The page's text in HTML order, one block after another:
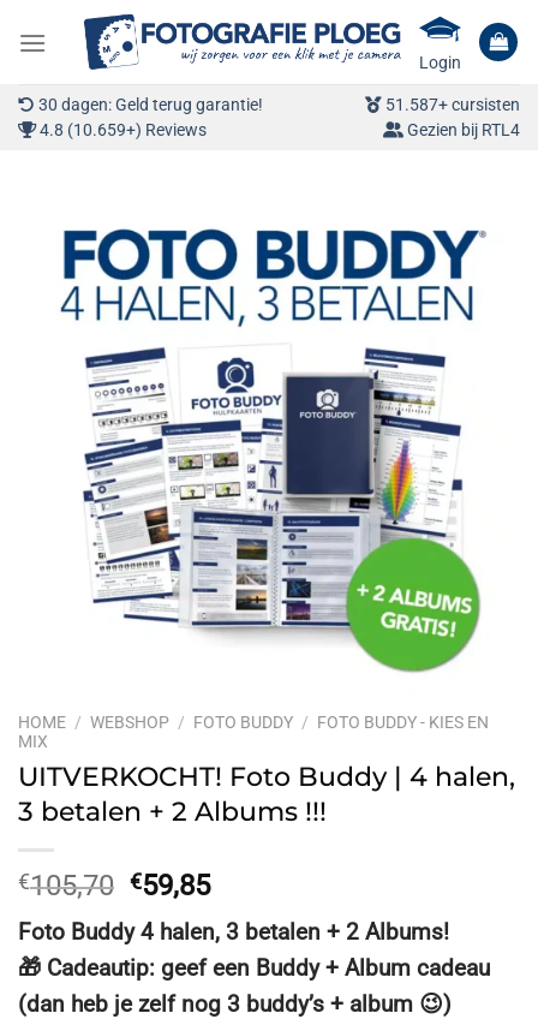
naar
Login
30 dagen: Geld terug garantie!
51.587+ cursisten
4.8 (10.659+) Reviews
Gezien bij RTL4
HOME / WEBSHOP / FOTO BUDDY / FOTO BUDDY - KIES EN
MIX
UITVERKOCHT! Foto Buddy | 4 halen,
3 betalen + 2 Albums !!!
€105,70 Oorspronkelijke
prijs
was:
€105,70.
€59,85Huidige
prijs
is:
€59,85.
Foto Buddy 4 halen, 3 betalen + 2 Albums!
🎁 Cadeautip: geef een Buddy + Album cadeau
(dan heb je zelf nog 3 buddy’s + album 😉)